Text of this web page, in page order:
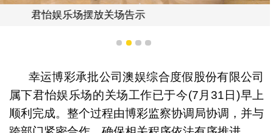
君怡娱乐场关闭入口
1 2 3 4
幸运博彩承批公司澳娱综合度假股份有限公司
属下君怡娱乐场的关场工作已于今(7月31日)早上
顺利完成。整个过程由博彩监察协调局协调，并与